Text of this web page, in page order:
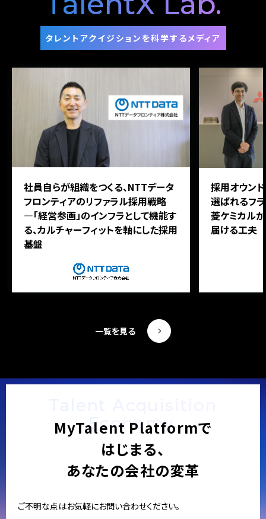
タレントアクイジションを科学するメディア
社員自らが組織をつくる、NTTデータ
フロンティアのリファラル採用戦略
―「経営参画」のインフラとして機能す
る、カルチャーフィットを軸にした採用
基盤
採用オウンド
選ばれるフ
菱ケミカルが
届ける工夫
一覧を見る
Economy.
MyTalent Platformで
はじまる、
あなたの会社の変革
ご不明な点はお気軽にお問い合わせください。